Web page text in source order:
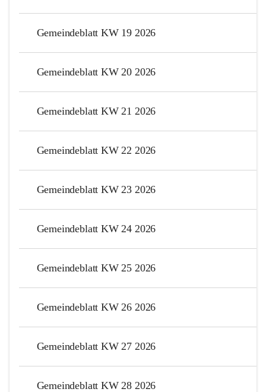
Gemeindeblatt KW 19 2026
Gemeindeblatt KW 20 2026
Gemeindeblatt KW 21 2026
Gemeindeblatt KW 22 2026
Gemeindeblatt KW 23 2026
Gemeindeblatt KW 24 2026
Gemeindeblatt KW 25 2026
Gemeindeblatt KW 26 2026
Gemeindeblatt KW 27 2026
Gemeindeblatt KW 28 2026